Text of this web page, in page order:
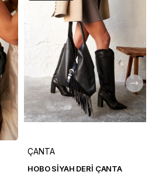
ÇANTA
HOBO SİYAH DERİ ÇANTA